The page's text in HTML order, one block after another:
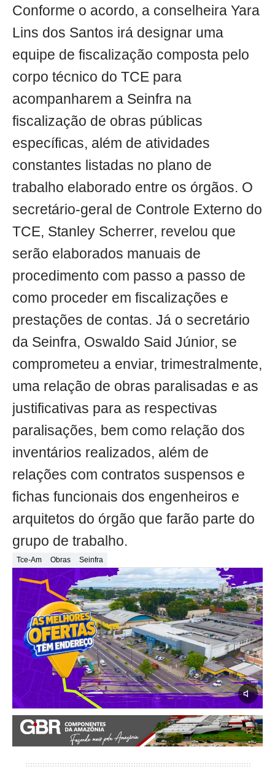
Conforme o acordo, a conselheira Yara
Lins dos Santos irá designar uma
equipe de fiscalização composta pelo
corpo técnico do TCE para
acompanharem a Seinfra na
fiscalização de obras públicas
específicas, além de atividades
constantes listadas no plano de
trabalho elaborado entre os órgãos. O
secretário-geral de Controle Externo do
TCE, Stanley Scherrer, revelou que
serão elaborados manuais de
procedimento com passo a passo de
como proceder em fiscalizações e
prestações de contas. Já o secretário
da Seinfra, Oswaldo Said Júnior, se
comprometeu a enviar, trimestralmente,
uma relação de obras paralisadas e as
justificativas para as respectivas
paralisações, bem como relação dos
inventários realizados, além de
relações com contratos suspensos e
fichas funcionais dos engenheiros e
arquitetos do órgão que farão parte do
grupo de trabalho.
Tce-Am Obras Seinfra